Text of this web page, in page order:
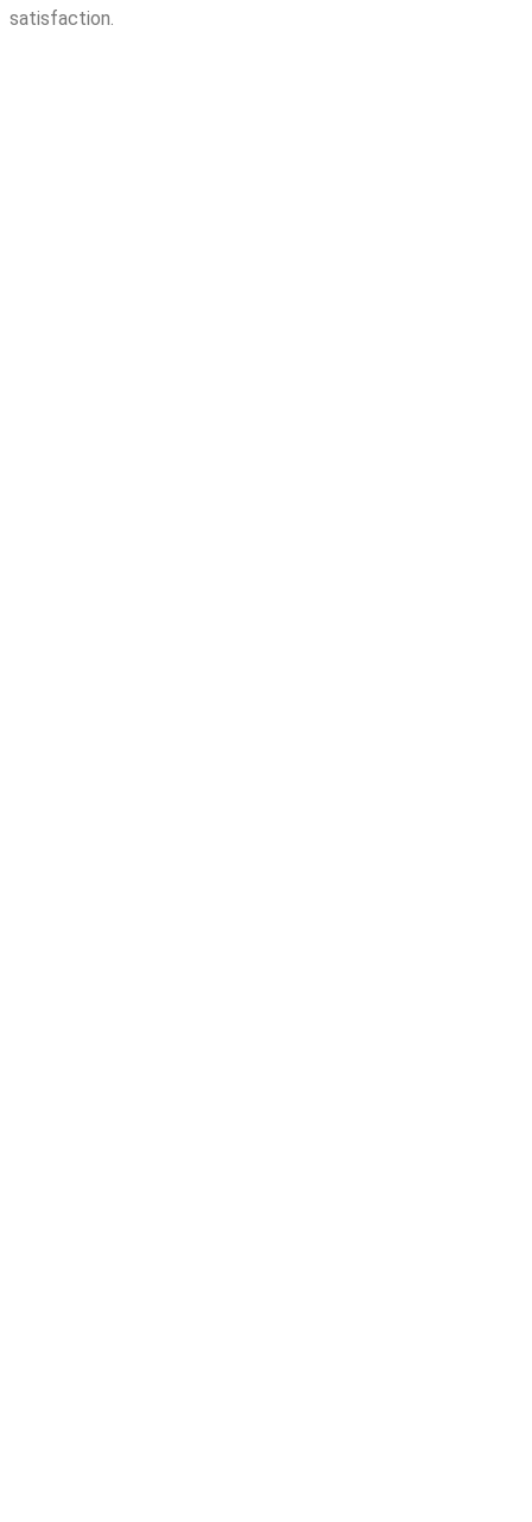
satisfaction.